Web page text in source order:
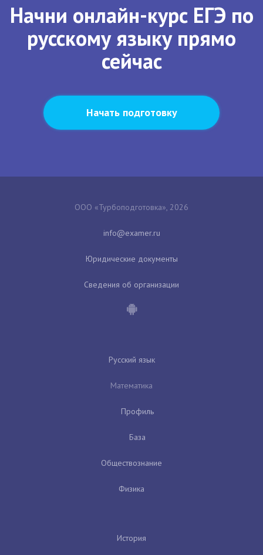
Начни онлайн-курс ЕГЭ по
русскому языку прямо
сейчас
Начать подготовку
ООО «Турбоподготовка», 2026
Юридические документы
Сведения об организации
Русский язык
Математика
Профиль
База
Обществознание
Физика
История